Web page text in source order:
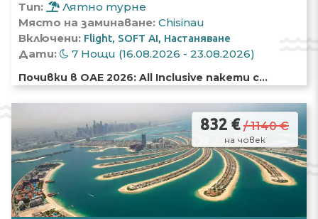
Бреговата ивица на емирството
Фуджейрае с дължина около
деветдесет километра. Всички
плажовесе отличават с чистота,
влизането във водата еполегатои
прозрачна, с отлични условия задайвинг
ишнорхелинг.
Трябва да се отбележи, че практически
всички
плажовевъв
Фуджейра
принадлежат на местните
Тип:
Лятно турне
Място на заминаване:Chisinau
Включени: Flight SOFT AI Настаняване
Дати: 7 Нощи (16.08.2026 - 23.08.2026)
Почивки в ОАЕ 2026: All Inclusive пакети с
директен полет от Кишинев
832 €/ 1140 €
на човек